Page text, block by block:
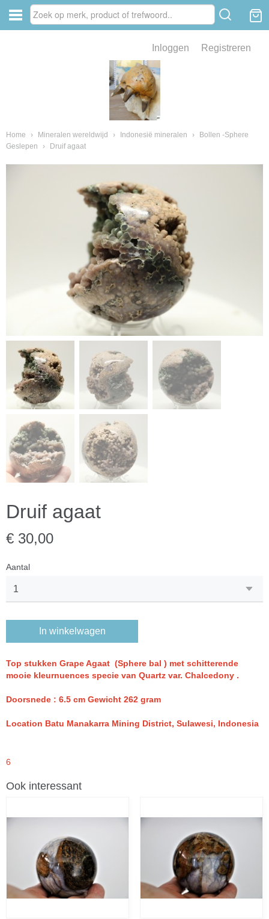
Inloggen Registreren
Home › Mineralen wereldwijd › Indonesië mineralen ›
Bollen -Sphere
Geslepen
› Druif agaat
Druif agaat
€ 30,00
Aantal
In winkelwagen
Top stukken Grape Agaat (Sphere bal ) met schitterende
mooie kleurnuences specie van Quartz var. Chalcedony .
Doorsnede : 6.5 cm Gewicht 262 gram
Location Batu Manakarra Mining District, Sulawesi, Indonesia
6
Ook interessant
van fossielen en mineralen